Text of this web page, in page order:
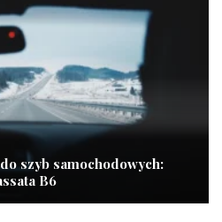
szyb samochodowych:
B6